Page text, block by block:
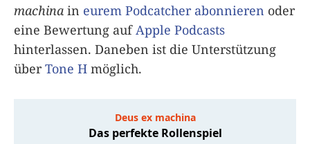
machina in eurem Podcatcher abonnieren oder
eine Bewertung auf Apple Podcasts
hinterlassen. Daneben ist die Unterstützung
überTone H möglich.